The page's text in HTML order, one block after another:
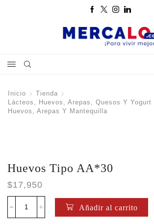
Inicio
Tienda
Lácteos, Huevos, Arepas, Quesos Y Yogurt
Huevos, Arepas Y Mantequilla
Huevos Tipo AA*30
$17,950
Huevos
Tipo
Añadir al carrito